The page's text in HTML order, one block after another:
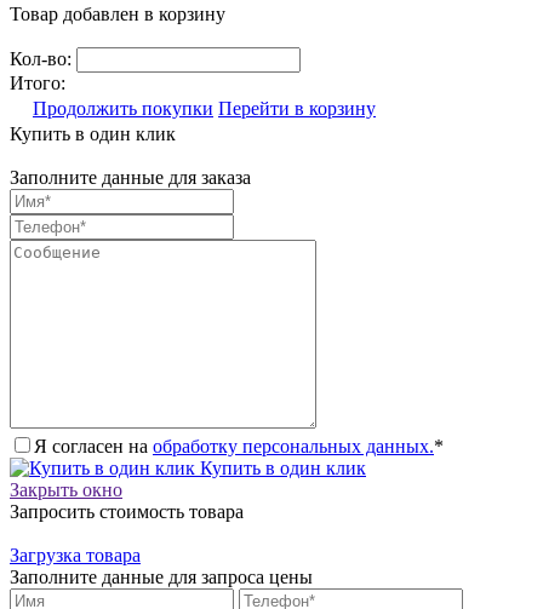
Товар добавлен в корзину
Кол-во:
Итого:
Продолжить покупки Перейти в корзину
Купить в один клик
Заполните данные для заказа
Я согласен на обработку персональных данных.*
Купить в один клик
Закрыть окно
Запросить стоимость товара
Загрузка товара
Заполните данные для запроса цены